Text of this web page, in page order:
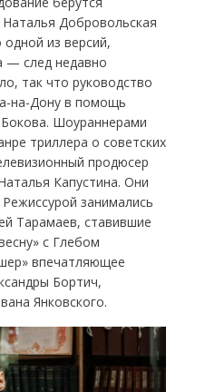
Добровольская
из версий,
— след недавно
так что руководство
на-Дону в помощь
Шоураннерами
триллера о советских
продюсер
Капустина. Они
занимались
Тарамаев, ставившие
с Глебом
впечатляющее
Бортич,
Янковского.